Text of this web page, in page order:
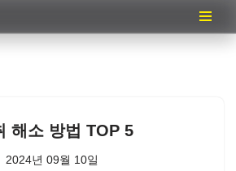
해소 방법 TOP 5
2024년 09월 10일